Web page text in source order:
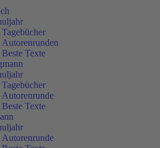
Tagebücher
Autorenrunden
Beste Texte
Tagebücher
Autorenrunde
Beste Texte
Autorenrunde